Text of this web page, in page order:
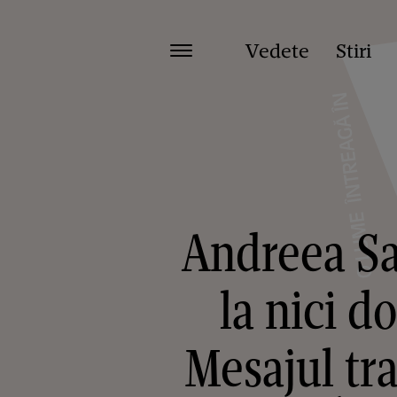
Vedete Stiri
Andreea
la nici
Mesajul